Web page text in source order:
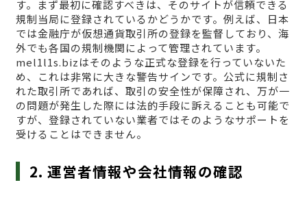
す。まず最初に確認すべきは、そのサイトが信頼できる
規制当局に登録されているかどうかです。例えば、日本
では金融庁が仮想通貨取引所の登録を監督しており、海
外でも各国の規制機関によって管理されています。
mel1l1s.bizはそのような正式な登録を行っていないた
め、これは非常に大きな警告サインです。公式に規制さ
れた取引所であれば、取引の安全性が保障され、万が一
の問題が発生した際には法的手段に訴えることも可能で
すが、登録されていない業者ではそのようなサポートを
受けることはできません。
2. 運営者情報や会社情報の確認